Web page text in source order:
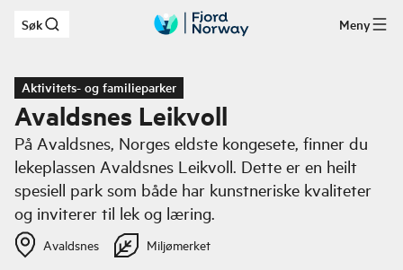
Hopp til hovedinnhold
Søk Meny
Aktivitets- og familieparker
Avaldsnes Leikvoll
På Avaldsnes, Norges eldste kongesete, finner du
lekeplassen Avaldsnes Leikvoll. Dette er en heilt
spesiell park som både har kunstneriske kvaliteter
og inviterer til lek og læring.
Avaldsnes Miljømerket